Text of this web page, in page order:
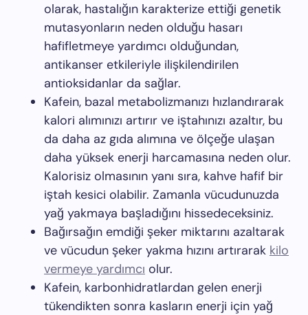
olarak, hastalığın karakterize ettiği genetik
mutasyonların neden olduğu hasarı
hafifletmeye yardımcı olduğundan,
antikanser etkileriyle ilişkilendirilen
antioksidanlar da sağlar.
Kafein, bazal metabolizmanızı hızlandırarak
kalori alımınızı artırır ve iştahınızı azaltır, bu
da daha az gıda alımına ve ölçeğe ulaşan
daha yüksek enerji harcamasına neden olur.
Kalorisiz olmasının yanı sıra, kahve hafif bir
iştah kesici olabilir. Zamanla vücudunuzda
yağ yakmaya başladığını hissedeceksiniz.
Bağırsağın emdiği şeker miktarını azaltarak
ve vücudun şeker yakma hızını artırarak kilo
vermeye yardımcı olur.
Kafein, karbonhidratlardan gelen enerji
tükendikten sonra kasların enerji için yağ